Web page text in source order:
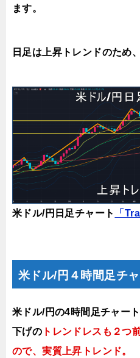
ます。
日足は上昇トレンドのため、
米ドル/円日足チャート 「
米ドル/円４時間足チ
米ドル/円の4時間足チャー
下げの トレンドレスも２つ
ので、実質上昇トレンド。